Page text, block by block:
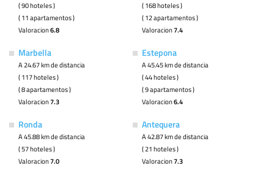
( 90 hoteles )
( 11 apartamentos )
Valoracion6.8
( 168 hoteles )
( 12 apartamentos )
Valoracion7.4
Marbella
A 24.67 km de distancia
( 117 hoteles )
( 8 apartamentos )
Valoracion7.3
Estepona
A 45.45 km de distancia
( 44 hoteles )
( 9 apartamentos )
Valoracion6.4
Ronda
A 45.88 km de distancia
( 57 hoteles )
Valoracion7.0
Antequera
A 42.87 km de distancia
( 21 hoteles )
Valoracion7.3